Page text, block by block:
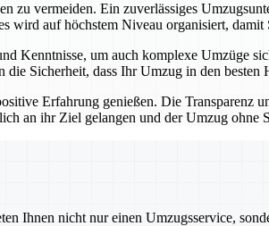
zu vermeiden. Ein zuverlässiges
auf höchstem Niveau organisiert,
Kenntnisse, um auch komplexe Umzüge
Sicherheit, dass Ihr Umzug in den besten
Erfahrung genießen. Die Transparenz
an ihr Ziel gelangen und der Umzug ohne
Ihnen nicht nur einen Umzugsservice,